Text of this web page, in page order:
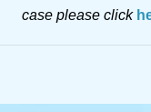
case please click